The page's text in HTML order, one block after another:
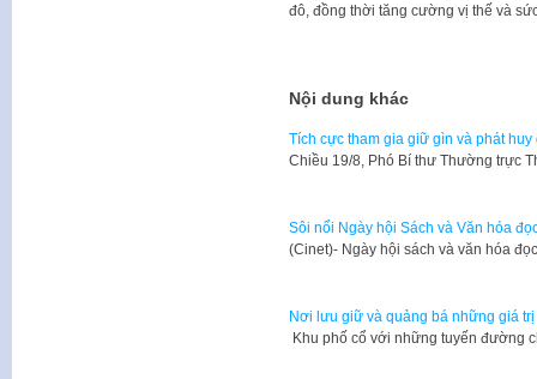
đô, đồng thời tăng cường vị thế và
Nội dung khác
Tích cực tham gia giữ gìn và phát
Chiều 19/8, Phó Bí thư Thường trực
Sôi nổi Ngày hội Sách và Văn hóa
​(Cinet)- Ngày hội sách và văn hóa
Nơi lưu giữ và quảng bá những giá
Khu phố cổ với những tuyến đường